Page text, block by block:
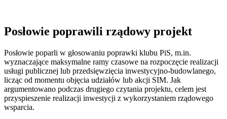
Posłowie poprawili rządowy projekt
Posłowie poparli w głosowaniu poprawki klubu PiS, m.in.
wyznaczające maksymalne ramy czasowe na rozpoczęcie realizacji
usługi publicznej lub przedsięwzięcia inwestycyjno-budowlanego,
licząc od momentu objęcia udziałów lub akcji SIM. Jak
argumentowano podczas drugiego czytania projektu, celem jest
przyspieszenie realizacji inwestycji z wykorzystaniem rządowego
wsparcia.